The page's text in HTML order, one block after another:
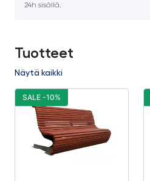
24h sisällä.
Tuotteet
Näytä kaikki
SALE -10%